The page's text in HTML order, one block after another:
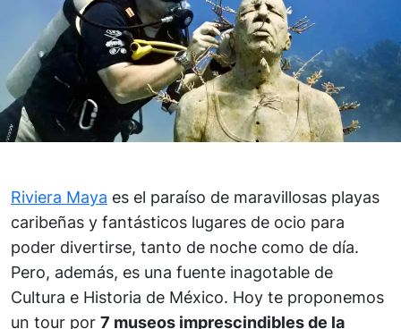
Riviera Maya es el paraíso de maravillosas playas
caribeñas y fantásticos lugares de ocio para
poder divertirse, tanto de noche como de día.
Pero, además, es una fuente inagotable de
Cultura e Historia de México. Hoy te proponemos
un tour por 7 museos imprescindibles de la